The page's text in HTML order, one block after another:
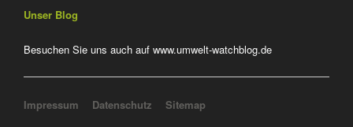
Unser Blog
Besuchen Sie uns auch auf www.umwelt-watchblog.de
Navigation überspringen
Impressum Datenschutz
Sitemap